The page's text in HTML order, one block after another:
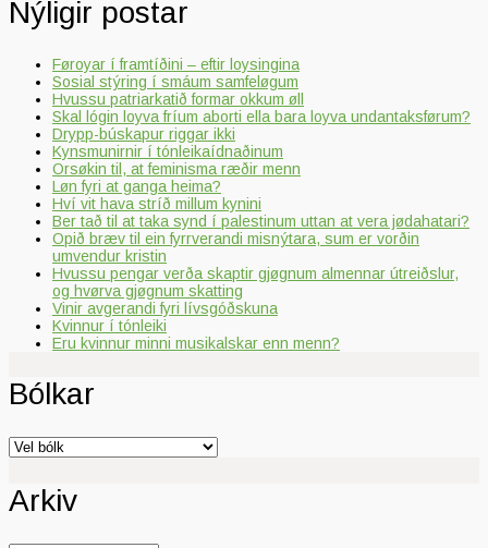
Nýligir postar
Føroyar í framtíðini – eftir loysingina
Sosial stýring í smáum samfeløgum
Hvussu patriarkatið formar okkum øll
Skal lógin loyva fríum aborti ella bara loyva undantaksførum?
Drypp-búskapur riggar ikki
Kynsmunirnir í tónleikaídnaðinum
Orsøkin til, at feminisma ræðir menn
Løn fyri at ganga heima?
Hví vit hava stríð millum kynini
Ber tað til at taka synd í palestinum uttan at vera jødahatari?
Opið bræv til ein fyrrverandi misnýtara, sum er vorðin
umvendur kristin
Hvussu pengar verða skaptir gjøgnum almennar útreiðslur,
og hvørva gjøgnum skatting
Vinir avgerandi fyri lívsgóðskuna
Kvinnur í tónleiki
Eru kvinnur minni musikalskar enn menn?
Bólkar
Bólkar
Arkiv